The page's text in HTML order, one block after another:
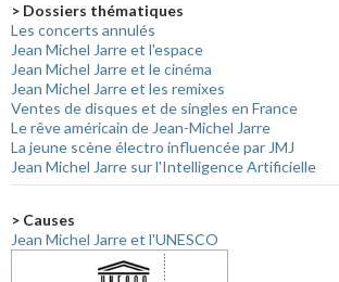
> Dossiers thématiques
Les concerts annulés
Jean Michel Jarre et l'espace
Jean Michel Jarre et le cinéma
Jean Michel Jarre et les remixes
Ventes de disques et de singles en France
Le rêve américain de Jean-Michel Jarre
La jeune scène électro influencée par JMJ
Jean Michel Jarre sur l'Intelligence Artificielle
> Causes
Jean Michel Jarre et l'UNESCO